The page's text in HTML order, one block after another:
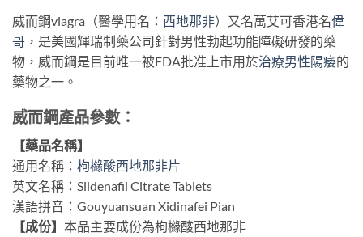
威而鋼viagra（醫學用名： 西地那非）又名萬艾可香港名偉
哥 ，是美國輝瑞制藥公司針對男性勃起功能障礙研發的藥
物，威而鋼是目前唯一被FDA批准上市用於治療男性陽痿的
藥物之一。
威而鋼產品參數：
【藥品名稱】
通用名稱： 枸櫞酸西地那非片
英文名稱：Sildenafil Citrate Tablets
漢語拼音：Gouyuansuan Xidinafei Pian
【成份】 本品主要成份為枸櫞酸西地那非